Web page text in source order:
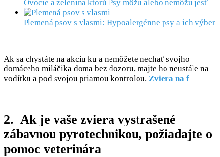
Ovocie a zelenina ktorú Psy môžu alebo nemôžu jesť
Plemená psov s vlasmi: Hypoalergénne psy a ich výber
Ak sa chystáte na akciu ku a nemôžete nechať svojho
domáceho miláčika doma bez dozoru, majte ho neustále na
vodítku a pod svojou priamou kontrolou. Zviera na f
2. Ak je vaše zviera vystrašené
zábavnou pyrotechnikou, požiadajte o
pomoc veterinára